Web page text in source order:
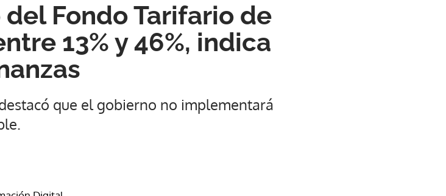
Fondo Tarifario de
13% y 46%, indica
que el gobierno no implementará